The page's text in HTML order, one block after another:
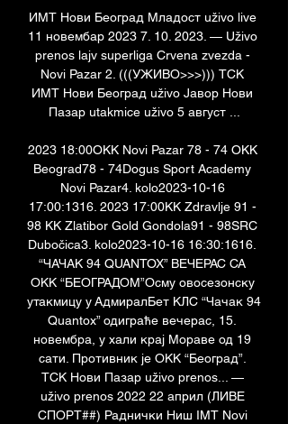
ИМТ Нови Београд Младост uživo live
11 новембар 2023 7. 10. 2023. — Uživo
prenos lajv superliga Crvena zvezda -
Novi Pazar 2. (((УЖИВО>>>))) ТСК
ИМТ Нови Београд uživo Јавор Нови
Пазар utakmice uživo 5 август ...
2023 18:00OKK Novi Pazar 78 - 74 OKK
Beograd78 - 74Dogus Sport Academy
Novi Pazar4. kolo2023-10-16
17:00:1316. 2023 17:00KK Zdravlje 91 -
98 KK Zlatibor Gold Gondola91 - 98SRC
Dubočica3. kolo2023-10-16 16:30:1616.
“ЧАЧАК 94 QUANTOX” ВЕЧЕРАС СА
ОКК “БЕОГРАДОМ”Осму овосезонску
утакмицу у АдмиралБет КЛС “Чачак 94
Quantox” одиграће вечерас, 15.
новембра, у хали крај Мораве од 19
сати. Противник је ОКК “Београд”.
ТСК Нови Пазар uživo prenos... —
uživo prenos 2022 22 април (ЛИВЕ
СПОРТ##) Раднички Ниш IMT Novi